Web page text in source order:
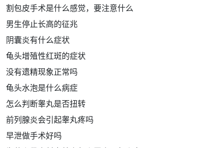
割包皮手术是什么感觉，要注意什么
男生停止长高的征兆
阴囊炎有什么症状
龟头增殖性红斑的症状
没有遗精现象正常吗
龟头水泡是什么病症
怎么判断睾丸是否扭转
前列腺炎会引起睾丸疼吗
早泄做手术好吗